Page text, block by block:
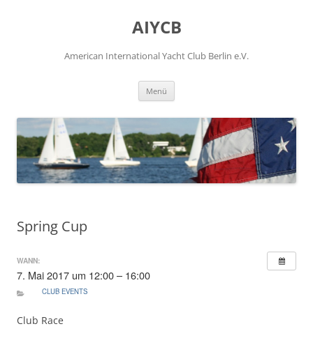
AIYCB
American International Yacht Club Berlin e.V.
Menü
Spring Cup
WANN:
7. Mai 2017 um 12:00 – 16:00
CLUB EVENTS
Club Race